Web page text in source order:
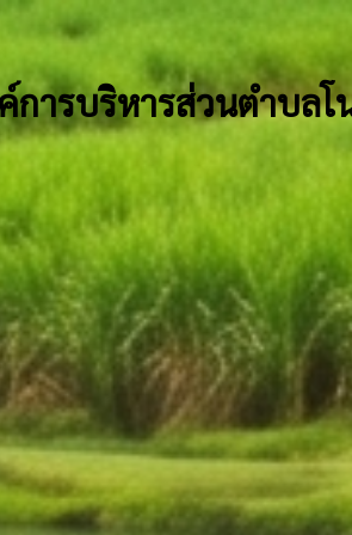
การบริหารส่วนตำบลโ